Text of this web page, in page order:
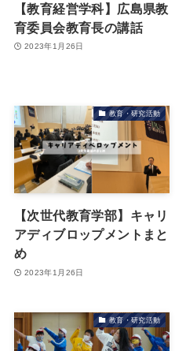
【教育経営学科】広島県教
育委員会教育長の講話
2023年1月26日
教育・研究活動
【次世代教育学部】キャリ
アディブロップメントまと
め
2023年1月26日
教育・研究活動